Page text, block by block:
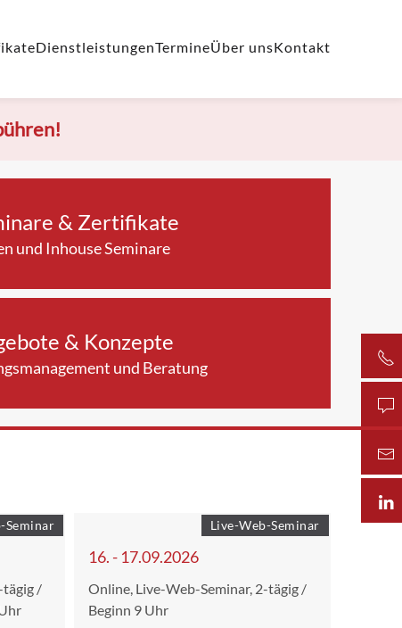
DienstleistungenTermineÜber unsKontakt
& Zertifikate
und Inhouse Seminare
& Konzepte
und Beratung
tägig /
Seminar
16. - 17.09.2026
Online, Live-Web-Seminar, 2-tägig /
Beginn 9 Uhr
Live-Web-Seminar